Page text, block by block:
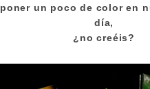
poner un poco de color en
día,
¿no creéis?